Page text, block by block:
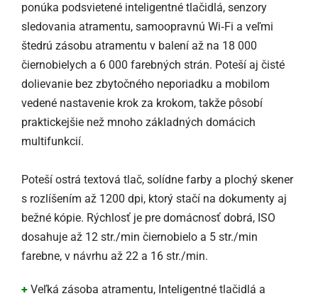
ponúka podsvietené inteligentné tlačidlá, senzory
sledovania atramentu, samoopravnú Wi‑Fi a veľmi
štedrú zásobu atramentu v balení až na 18 000
čiernobielych a 6 000 farebných strán. Poteší aj čisté
dolievanie bez zbytočného neporiadku a mobilom
vedené nastavenie krok za krokom, takže pôsobí
praktickejšie než mnoho základných domácich
multifunkcií.
Poteší ostrá textová tlač, solídne farby a plochý skener
s rozlíšením až 1200 dpi, ktorý stačí na dokumenty aj
bežné kópie. Rýchlosť je pre domácnosť dobrá, ISO
dosahuje až 12 str./min čiernobielo a 5 str./min
farebne, v návrhu až 22 a 16 str./min.
+ Veľká zásoba atramentu, Inteligentné tlačidlá a